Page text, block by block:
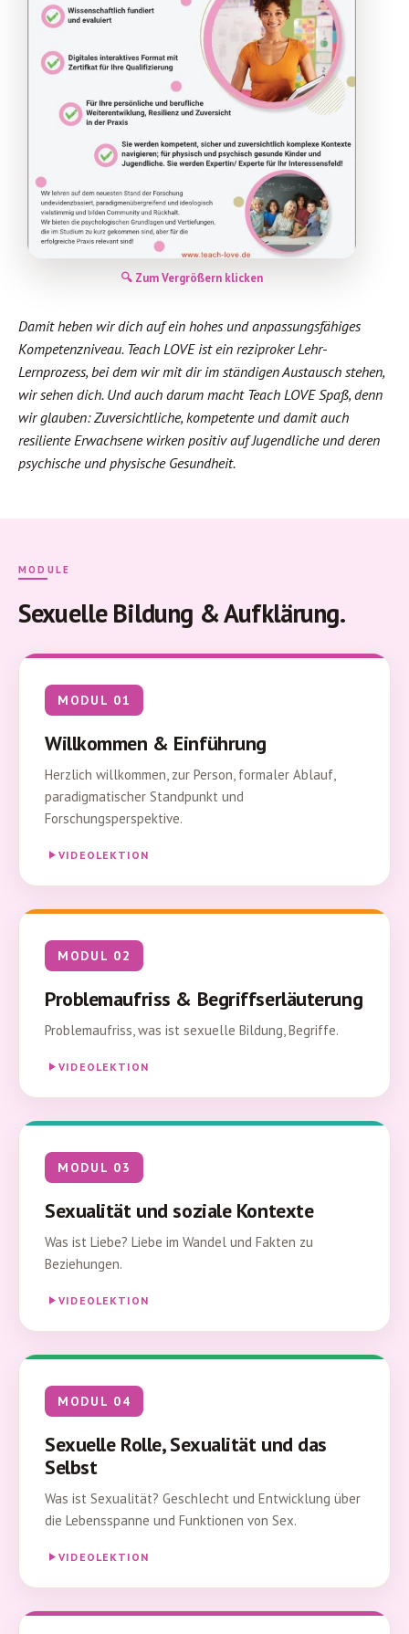
🔍 Zum Vergrößern klicken
Damit heben wir dich auf ein hohes und anpassungsfähiges
Kompetenzniveau. Teach LOVE ist ein reziproker Lehr-
Lernprozess, bei dem wir mit dir im ständigen Austausch stehen,
wir sehen dich. Und auch darum macht Teach LOVE Spaß, denn
wir glauben: Zuversichtliche, kompetente und damit auch
resiliente Erwachsene wirken positiv auf Jugendliche und deren
psychische und physische Gesundheit.
MODULE
Sexuelle Bildung & Aufklärung.
MODUL 01
Willkommen & Einführung
Herzlich willkommen, zur Person, formaler Ablauf,
paradigmatischer Standpunkt und
Forschungsperspektive.
VIDEOLEKTION
MODUL 02
Problemaufriss & Begriffserläuterung
Problemaufriss, was ist sexuelle Bildung, Begriffe.
VIDEOLEKTION
MODUL 03
Sexualität und soziale Kontexte
Was ist Liebe? Liebe im Wandel und Fakten zu
Beziehungen.
VIDEOLEKTION
MODUL 04
Sexuelle Rolle, Sexualität und das
Selbst
Was ist Sexualität? Geschlecht und Entwicklung über
die Lebensspanne und Funktionen von Sex.
VIDEOLEKTION